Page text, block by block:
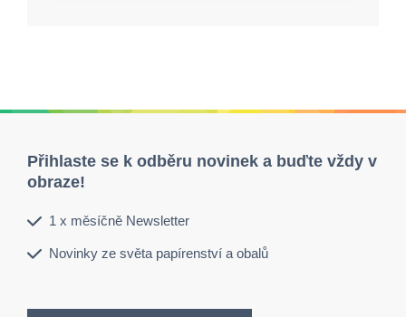
Přihlaste se k odběru novinek a buďte vždy v
obraze!
1 x měsíčně Newsletter
Novinky ze světa papírenství a obalů